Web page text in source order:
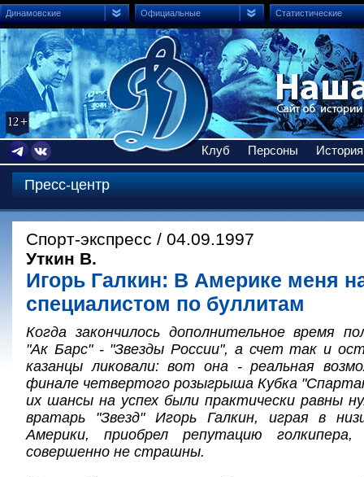
Динамовские Официальные Статистические
Клуб Персоны История
Пресс-центр
Спорт-экспресс / 04.09.1997
Уткин В.
Игорь Галкин: В Америке меня
специалистом по буллитам
Когда закончилось дополнительное время
"Ак Барс" - "Звезды России", а счет так и
казанцы ликовали: вот она - реальная
финале четвертого розыгрыша Кубка
их шансы на успех были практически равны
вратарь "Звезд" Игорь Галкин, играя в
Америки, приобрел репутацию
совершенно не страшны.